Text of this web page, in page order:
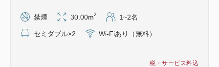
・レインシャワー完備の洗い場付き浴室でゆったり
・ジム無料（シューズとウェアはご持参ください）
税・サービス料込
禁煙 30.00m2 1~2名
セミダブル×2 Wi-Fiあり（無料）